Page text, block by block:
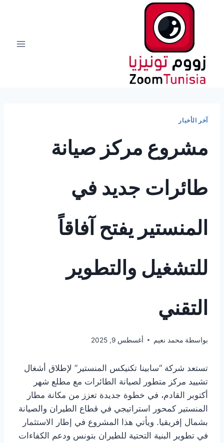
آخر الأخبار
مشروع مركز صيانة
طائرات جديد في
المنستير يفتح آفاقاً
للتشغيل والتطوير
التقني
بواسطة محمد نعيم أغسطس 9, 2025
تستعد شركة “سابينا تكنيكس المنستير” لإطلاق أشغال
تشييد مركز متطور لصيانة الطائرات مع مطلع شهر
أكتوبر القادم، في خطوة جديدة تعزز من مكانة مطار
المنستير كمحور استراتيجي في قطاع الطيران والصيانة
بشمال إفريقيا. ويأتي هذا المشروع في إطار الاستثمار
في تطوير البنية التحتية للطيران بتونس ودعم الكفاءات